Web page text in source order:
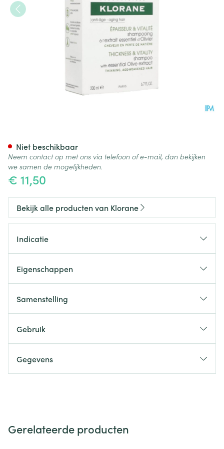
€ 11,50
Niet beschikbaar
Neem contact op met ons via telefoon of e-mail, dan bekijken
we samen de mogelijkheden.
Bekijk alle producten van Klorane
Indicatie
Eigenschappen
Samenstelling
Gebruik
Gegevens
Gerelateerde producten